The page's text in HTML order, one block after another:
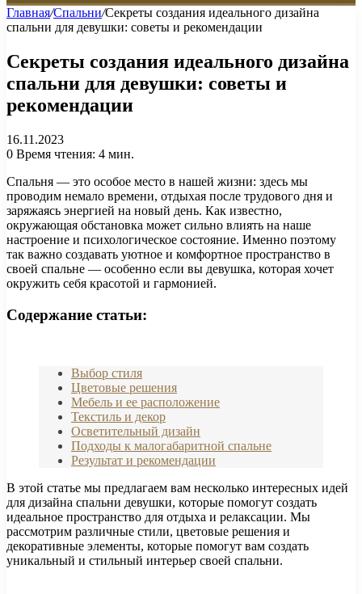
Главная/Спальни/Секреты создания идеального дизайна
спальни для девушки: советы и рекомендации
Секреты создания идеального дизайна
спальни для девушки: советы и
рекомендации
16.11.2023
0 Время чтения: 4 мин.
Спальня — это особое место в нашей жизни: здесь мы
проводим немало времени, отдыхая после трудового дня и
заряжаясь энергией на новый день. Как известно,
окружающая обстановка может сильно влиять на наше
настроение и психологическое состояние. Именно поэтому
так важно создавать уютное и комфортное пространство в
своей спальне — особенно если вы девушка, которая хочет
окружить себя красотой и гармонией.
Содержание статьи:
Выбор стиля
Цветовые решения
Мебель и ее расположение
Текстиль и декор
Осветительный дизайн
Подходы к малогабаритной спальне
Результат и рекомендации
В этой статье мы предлагаем вам несколько интересных идей
для дизайна спальни девушки, которые помогут создать
идеальное пространство для отдыха и релаксации. Мы
рассмотрим различные стили, цветовые решения и
декоративные элементы, которые помогут вам создать
уникальный и стильный интерьер своей спальни.